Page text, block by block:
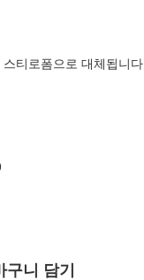
티로폼으로 대체됩니다.
구니 담기